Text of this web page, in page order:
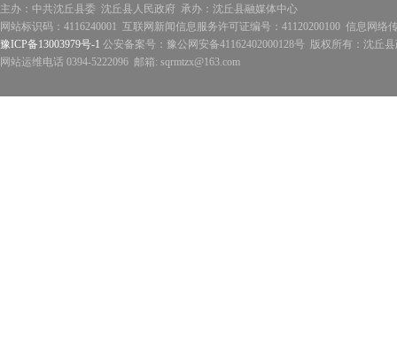
主办：中共沈丘县委 沈丘县人民政府 承办：沈丘县融媒体中心
网站标识码：4116240001 互联网新闻信息服务许可证编号：41120200100 信息网络
豫ICP备13003979号-1 公安备案号：豫公网安备41162402000128号 版权所有：沈丘
网站运维电话 0394-5222096 邮箱: sqrmtzx@163.com